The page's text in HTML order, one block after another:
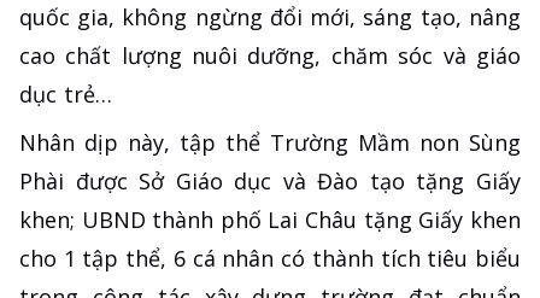
quốc gia, không ngừng đổi mới, sáng tạo, nâng
cao chất lượng nuôi dưỡng, chăm sóc và giáo
dục trẻ…
Nhân dịp này, tập thể Trường Mầm non Sùng
Phài được Sở Giáo dục và Đào tạo tặng Giấy
khen; UBND thành phố Lai Châu tặng Giấy khen
cho 1 tập thể, 6 cá nhân có thành tích tiêu biểu